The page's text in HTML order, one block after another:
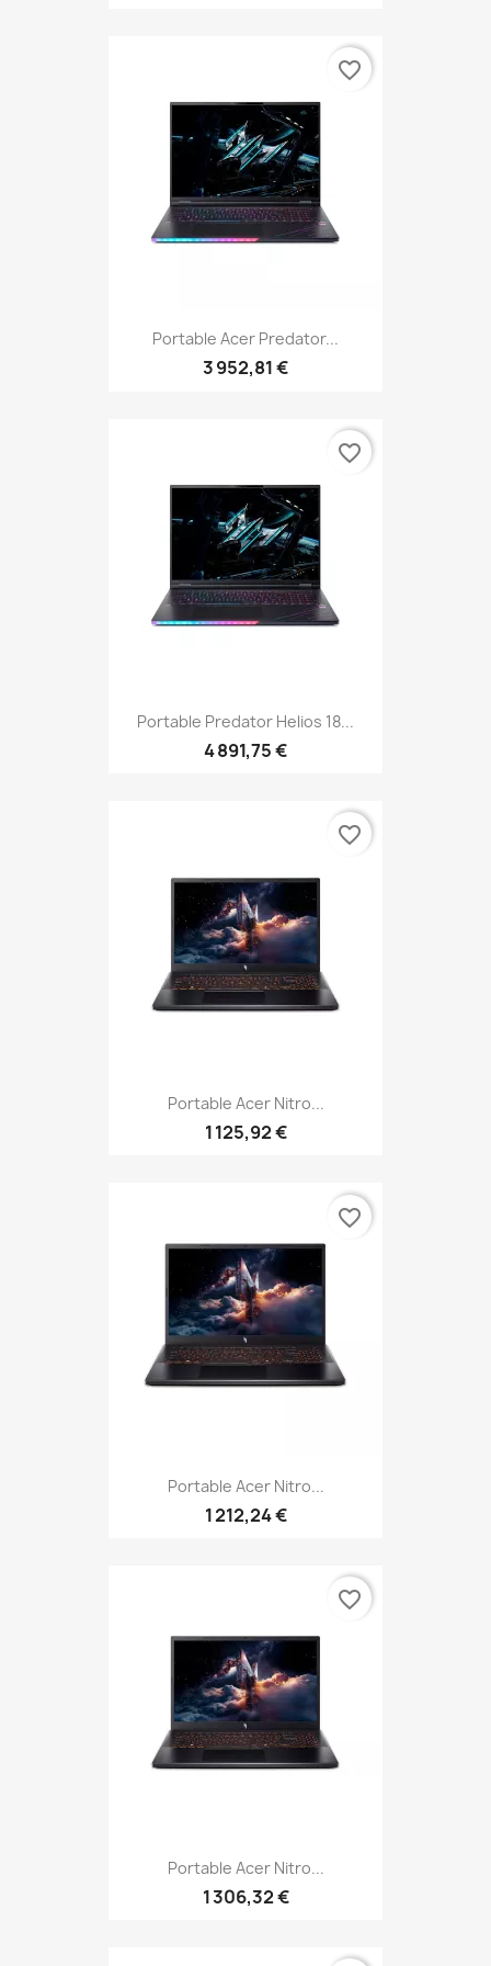
Portable Acer Predator...
3 952,81 €
favorite_border
Portable Predator Helios 18...
4 891,75 €
favorite_border
Portable Acer Nitro...
1 125,92 €
favorite_border
Portable Acer Nitro...
1 212,24 €
favorite_border
Portable Acer Nitro...
1 306,32 €
favorite_border